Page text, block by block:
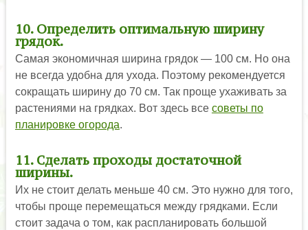
10. Определить оптимальную ширину
грядок.
Самая экономичная ширина грядок — 100 см. Но она
не всегда удобна для ухода. Поэтому рекомендуется
сокращать ширину до 70 см. Так проще ухаживать за
растениями на грядках. Вот здесь все советы по
планировке огорода.
11. Сделать проходы достаточной
ширины.
Их не стоит делать меньше 40 см. Это нужно для того,
чтобы проще перемещаться между грядками. Если
стоит задача о том, как распланировать большой